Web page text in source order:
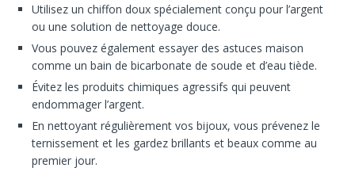
Utilisez un chiffon doux spécialement conçu pour l’argent
ou une solution de nettoyage douce.
Vous pouvez également essayer des astuces maison
comme un bain de bicarbonate de soude et d’eau tiède.
Évitez les produits chimiques agressifs qui peuvent
endommager l’argent.
En nettoyant régulièrement vos bijoux, vous prévenez le
ternissement et les gardez brillants et beaux comme au
premier jour.